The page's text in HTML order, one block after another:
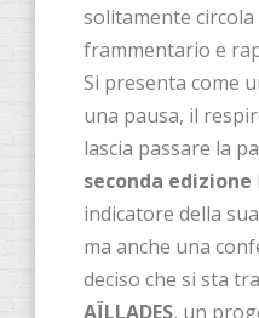
solitamente
frammentario e
Si presenta come
una pausa, il
lascia passare la
seconda edizione
indicatore della
ma anche una
deciso che si sta
AÏLLADES, un